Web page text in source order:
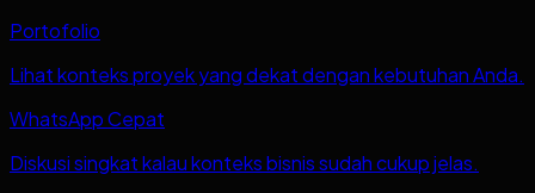
Portofolio
Lihat konteks proyek yang dekat dengan kebutuhan Anda.
WhatsApp Cepat
Diskusi singkat kalau konteks bisnis sudah cukup jelas.